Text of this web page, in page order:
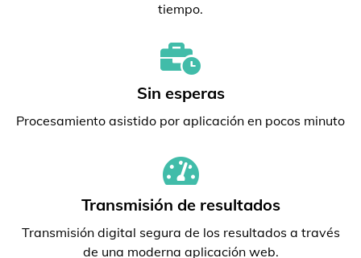
tiempo.
Sin esperas
Procesamiento asistido por aplicación en pocos minuto
Transmisión de resultados
Transmisión digital segura de los resultados a través
de una moderna aplicación web.